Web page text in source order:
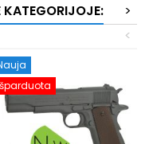
KATEGORIJOJE:
>
<